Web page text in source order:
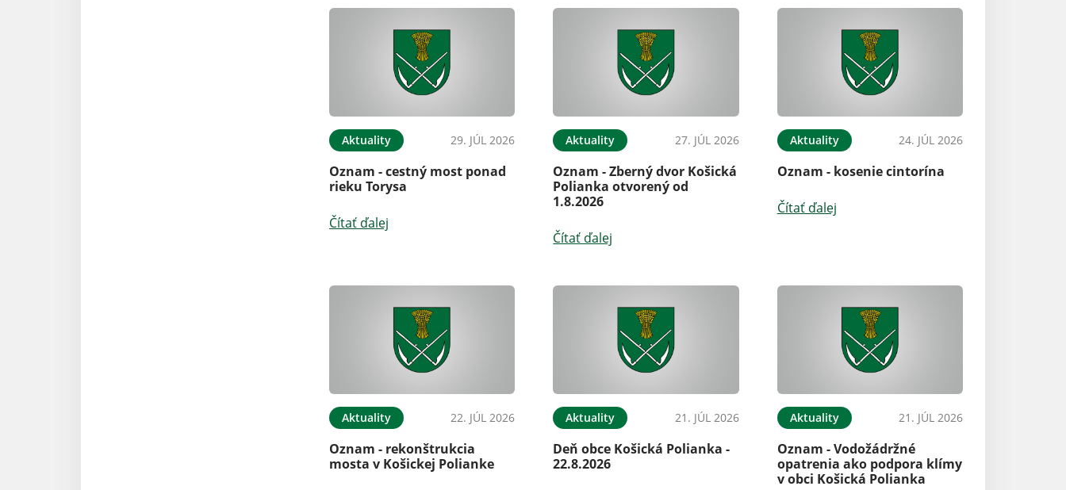
Aktuality 29. JÚL 2026
Oznam - cestný most ponad
rieku Torysa
Čítať ďalej
Aktuality 27. JÚL 2026
Oznam - Zberný dvor Košická
Polianka otvorený od
1.8.2026
Čítať ďalej
Aktuality 24. JÚL 2026
Oznam - kosenie cintorína
Čítať ďalej
Aktuality 22. JÚL 2026
Oznam - rekonštrukcia
mosta v Košickej Polianke
Aktuality 21. JÚL 2026
Deň obce Košická Polianka -
22.8.2026
Aktuality 21. JÚL 2026
Oznam - Vodožádržné
opatrenia ako podpora klímy
v obci Košická Polianka